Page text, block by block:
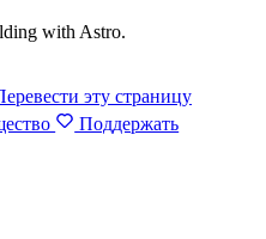
with Astro.
эту страницу
Поддержать